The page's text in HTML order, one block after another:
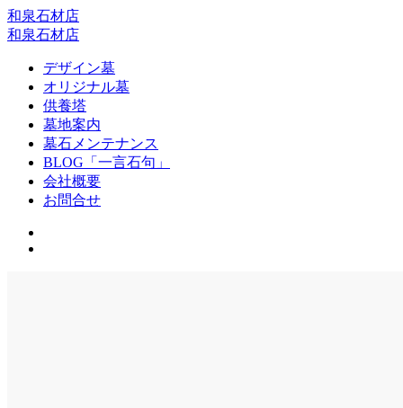
和泉石材店
和泉石材店
デザイン墓
オリジナル墓
供養塔
墓地案内
墓石メンテナンス
BLOG「一言石句」
会社概要
お問合せ